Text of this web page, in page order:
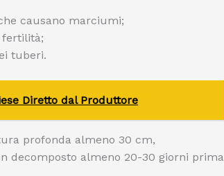
causano marciumi;
fertilità;
tuberi.
Diretto dal Produttore
profonda almeno 30 cm,
decomposto almeno 20-30 giorni prima